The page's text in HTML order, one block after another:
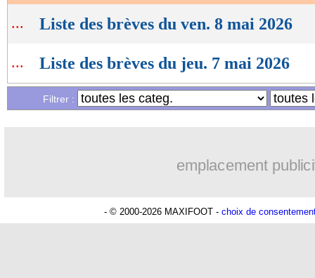
... Liste des brèves du ven. 8 mai 2026
... Liste des brèves du jeu. 7 mai 2026
Filtrer :
emplacement
- © 2000-2026 MAXIFOOT - choix de